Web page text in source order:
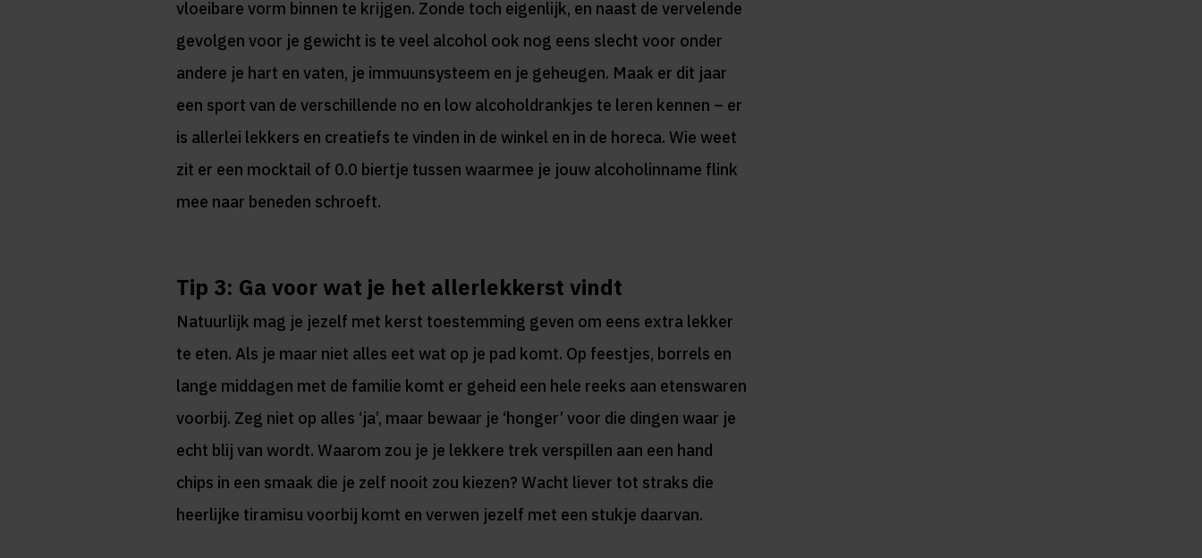
vloeibare vorm binnen te krijgen. Zonde toch eigenlijk, en naast de vervelende
gevolgen voor je gewicht is te veel alcohol ook nog eens slecht voor onder
andere je hart en vaten, je immuunsysteem en je geheugen. Maak er dit jaar
een sport van de verschillende no en low alcoholdrankjes te leren kennen – er
is allerlei lekkers en creatiefs te vinden in de winkel en in de horeca. Wie weet
zit er een mocktail of 0.0 biertje tussen waarmee je jouw alcoholinname flink
mee naar beneden schroeft.
Tip 3: Ga voor wat je het allerlekkerst vindt
Natuurlijk mag je jezelf met kerst toestemming geven om eens extra lekker
te eten. Als je maar niet alles eet wat op je pad komt. Op feestjes, borrels en
lange middagen met de familie komt er geheid een hele reeks aan etenswaren
voorbij. Zeg niet op alles ‘ja’, maar bewaar je ‘honger’ voor die dingen waar je
echt blij van wordt. Waarom zou je je lekkere trek verspillen aan een hand
chips in een smaak die je zelf nooit zou kiezen? Wacht liever tot straks die
heerlijke tiramisu voorbij komt en verwen jezelf met een stukje daarvan.